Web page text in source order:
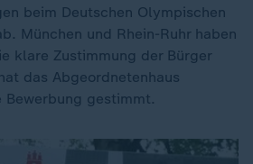
beim Deutschen Olympischen
München und Rhein-Ruhr haben
klare Zustimmung der Bürger
das Abgeordnetenhaus
gestimmt.